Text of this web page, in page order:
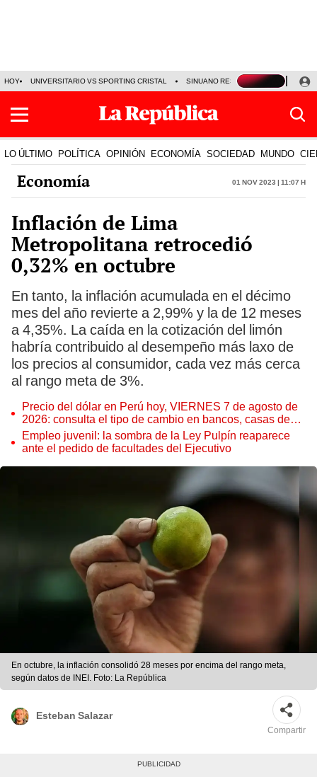
HOY UNIVERSITARIO VS SPORTING CRISTAL SINUANO RESULTADOS HOY
LO ÚLTIMO POLÍTICA OPINIÓN ECONOMÍA SOCIEDAD MUNDO
Economía 01 Nov 2023 | 11:07 h
Inflación de Lima
Metropolitana retrocedió
0,32% en octubre
En tanto, la inflación acumulada en el décimo
mes del año revierte a 2,99% y la de 12 meses
a 4,35%. La caída en la cotización del limón
habría contribuido al desempeño más laxo de
los precios al consumidor, cada vez más cerca
al rango meta de 3%.
Precio del dólar en Perú hoy, VIERNES 7 de agosto de
2026: consulta el tipo de cambio en bancos, casas de
cambio y plataformas digitales
Empleo juvenil: la sombra de la Ley Pulpín reaparece
ante el pedido de facultades del Ejecutivo
En octubre, la inflación consolidó 28 meses por encima del rango meta,
según datos de INEI. Foto: La República
Esteban Salazar
Compartir